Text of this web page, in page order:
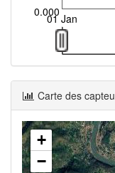
0.00001 Jan
Carte des
+
−